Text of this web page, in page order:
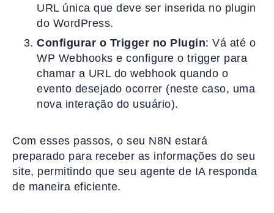
URL única que deve ser inserida no plugin
do WordPress.
Configurar o Trigger no Plugin: Vá até o
WP Webhooks e configure o trigger para
chamar a URL do webhook quando o
evento desejado ocorrer (neste caso, uma
nova interação do usuário).
Com esses passos, o seu N8N estará
preparado para receber as informações do seu
site, permitindo que seu agente de IA responda
de maneira eficiente.